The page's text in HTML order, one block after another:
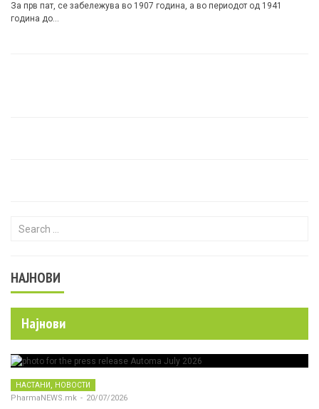
За прв пат, се забележува во 1907 година, а во периодот од 1941
година до…
Search for:
НАЈНОВИ
Најнови
НАСТАНИ, НОВОСТИ
PharmaNEWS.mk - 20/07/2026